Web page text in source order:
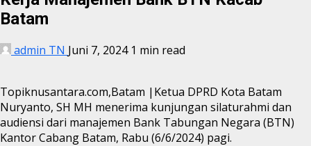
Batam
admin TN Juni 7, 2024 1 min read
Topiknusantara.com,Batam |Ketua DPRD Kota Batam
Nuryanto, SH MH menerima kunjungan silaturahmi dan
audiensi dari manajemen Bank Tabungan Negara (BTN)
Kantor Cabang Batam, Rabu (6/6/2024) pagi.